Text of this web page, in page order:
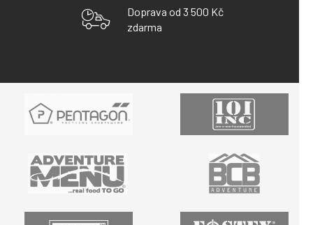
K
Y
V
Doprava od 3 500 Kč
zdarma